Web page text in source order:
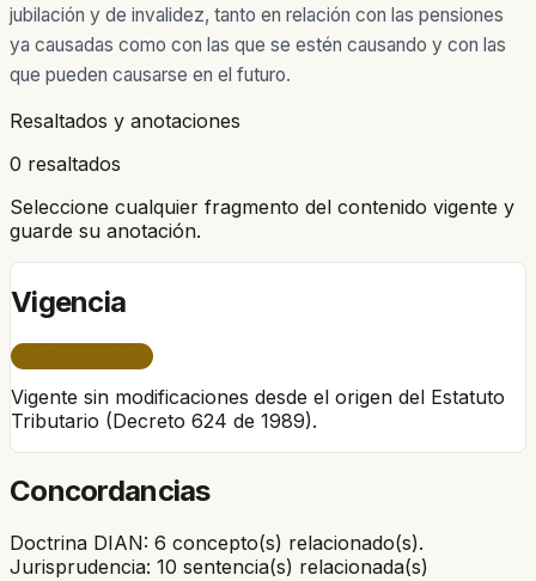
jubilación y de invalidez, tanto en relación con las pensiones
ya causadas como con las que se estén causando y con las
que pueden causarse en el futuro.
Resaltados y anotaciones
0 resaltados
Seleccione cualquier fragmento del contenido vigente y
guarde su anotación.
Vigencia
Vigente sin modificaciones desde el origen del Estatuto
Tributario (Decreto 624 de 1989).
Concordancias
Doctrina DIAN: 6 concepto(s) relacionado(s).
Jurisprudencia: 10 sentencia(s) relacionada(s)